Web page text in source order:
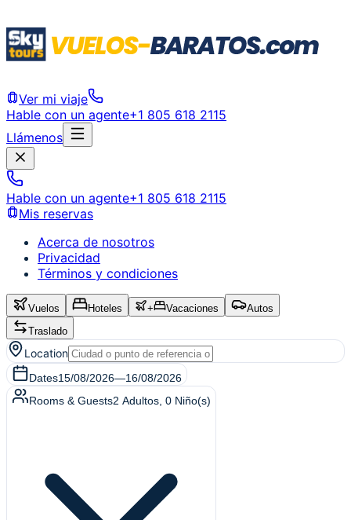
Ver mi viaje
Hable con un agente+1 805 618 2115
Llámenos
Hable con un agente+1 805 618 2115
Mis reservas
Acerca de nosotros
Privacidad
Términos y condiciones
Vuelos Hoteles + Vacaciones
Autos
Traslado
Location
Dates15/08/2026—16/08/2026
Rooms & Guests2 Adultos 0 Niño(s)